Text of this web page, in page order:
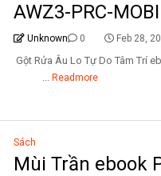
AWZ3-PRC-MOBI
Unknown 0 Feb 28,
Gột Rửa Âu Lo Tự Do Tâm Trí
... Readmore
Sách
Mùi Trần ebook